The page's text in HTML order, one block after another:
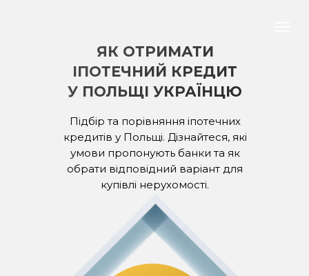
Підбір та порівняння іпотечних
кредитів у Польщі. Дізнайтеся, які
умови пропонують банки та як
обрати відповідний варіант для
купівлі нерухомості.
ЯК ОТРИМАТИ
ІПОТЕЧНИЙ КРЕДИТ
У ПОЛЬЩІ УКРАЇНЦЮ